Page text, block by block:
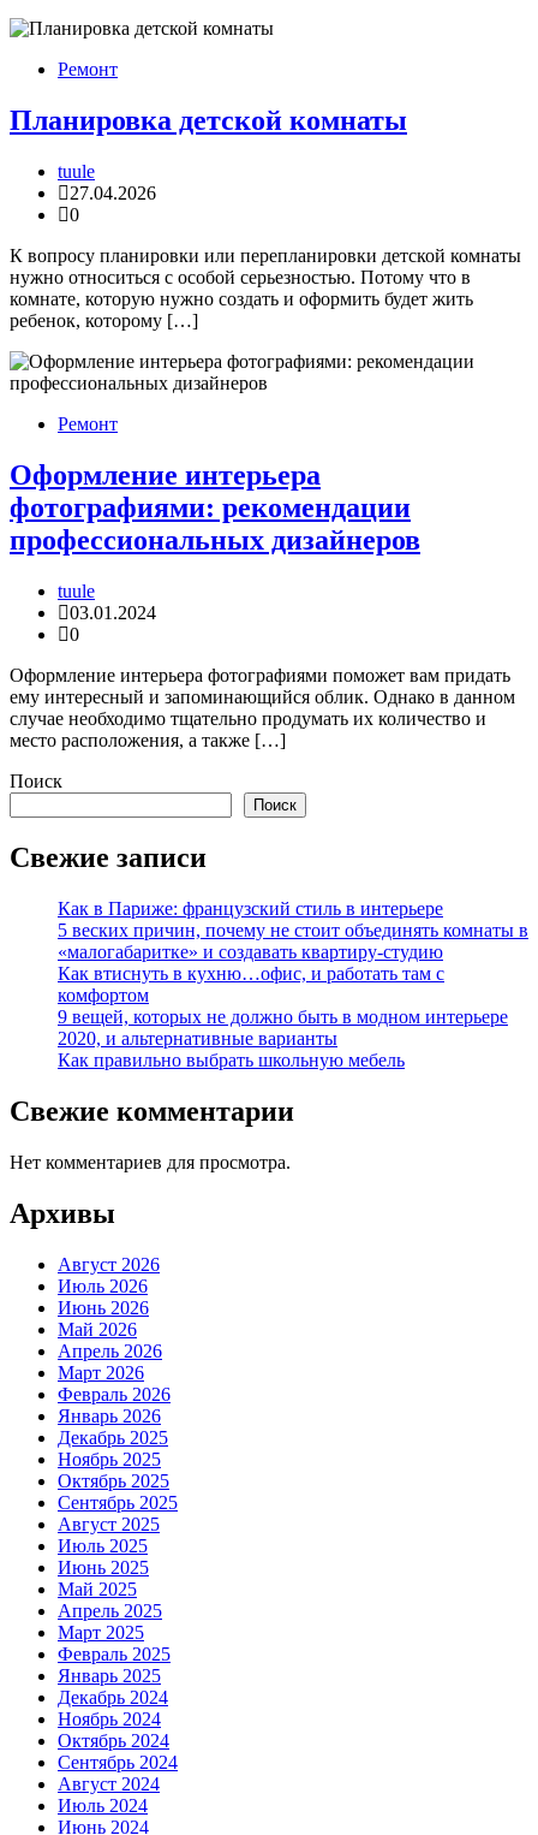
Ремонт
Планировка детской комнаты
tuule
27.04.2026
0
К вопросу планировки или перепланировки детской комнаты
нужно относиться с особой серьезностью. Потому что в
комнате, которую нужно создать и оформить будет жить
ребенок, которому […]
Ремонт
Оформление интерьера
фотографиями: рекомендации
профессиональных дизайнеров
tuule
03.01.2024
0
Оформление интерьера фотографиями поможет вам придать
ему интересный и запоминающийся облик. Однако в данном
случае необходимо тщательно продумать их количество и
место расположения, а также […]
Поиск
Поиск
Свежие записи
Как в Париже: французский стиль в интерьере
5 веских причин, почему не стоит объединять комнаты в
«малогабаритке» и создавать квартиру-студию
Как втиснуть в кухню…офис, и работать там с
комфортом
9 вещей, которых не должно быть в модном интерьере
2020, и альтернативные варианты
Как правильно выбрать школьную мебель
Свежие комментарии
Нет комментариев для просмотра.
Архивы
Август 2026
Июль 2026
Июнь 2026
Май 2026
Апрель 2026
Март 2026
Февраль 2026
Январь 2026
Декабрь 2025
Ноябрь 2025
Октябрь 2025
Сентябрь 2025
Август 2025
Июль 2025
Июнь 2025
Май 2025
Апрель 2025
Март 2025
Февраль 2025
Январь 2025
Декабрь 2024
Ноябрь 2024
Октябрь 2024
Сентябрь 2024
Август 2024
Июль 2024
Июнь 2024